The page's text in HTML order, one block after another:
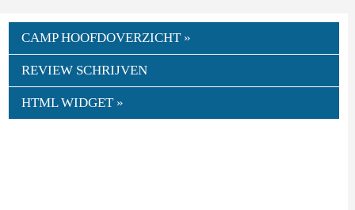
CAMP HOOFDOVERZICHT »
REVIEW SCHRIJVEN
HTML WIDGET »